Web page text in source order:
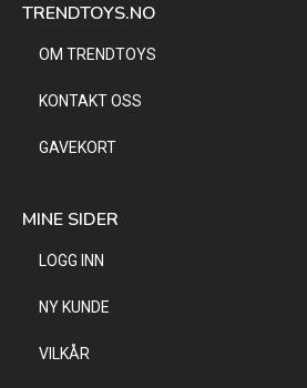
TRENDTOYS.NO
OM TRENDTOYS
KONTAKT OSS
GAVEKORT
MINE SIDER
LOGG INN
NY KUNDE
VILKÅR